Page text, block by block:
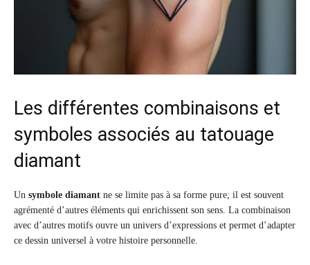
Les différentes combinaisons et
symboles associés au tatouage
diamant
Un symbole diamant ne se limite pas à sa forme pure; il est souvent
agrémenté d’autres éléments qui enrichissent son sens. La combinaison
avec d’autres motifs ouvre un univers d’expressions et permet d’adapter
ce dessin universel à votre histoire personnelle.